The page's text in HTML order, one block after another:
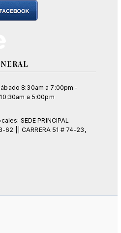
8:30am a 7:00pm -
a 5:00pm
SEDE PRINCIPAL
62 || CARRERA 51 # 74-23,